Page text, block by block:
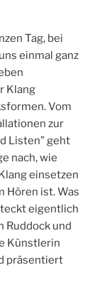
Tag, bei
einmal ganz
Klang
Vom
zur
Listen” geht
nach, wie
einsetzen
Hören ist. Was
eigentlich
Ruddock und
Künstlerin
präsentiert